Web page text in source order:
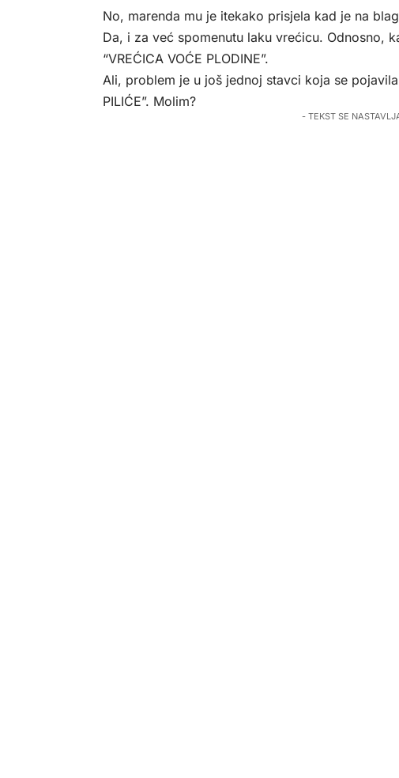
No, marenda mu je itekako prisjela kad je na
Da, i za već spomenutu laku vrećicu. Odnosno,
“VREĆICA VOĆE PLODINE”.
Ali, problem je u još jednoj stavci koja se
PILIĆE”. Molim?
- TEKST SE